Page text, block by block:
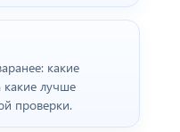
какие
какие лучше
проверки.